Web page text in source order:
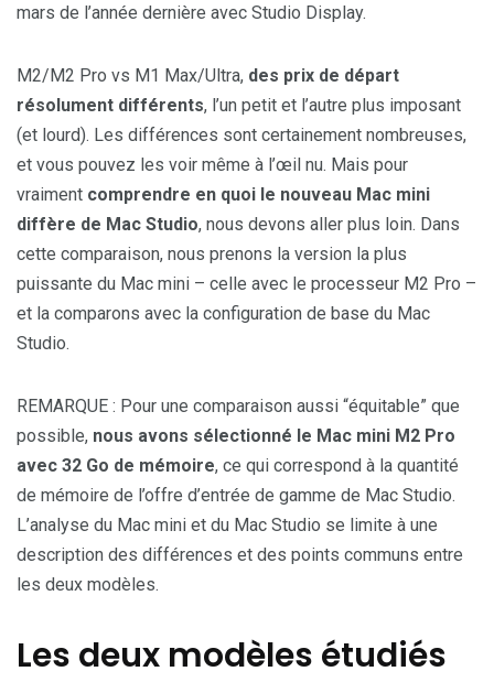
mars de l’année dernière avec Studio Display.
M2/M2 Pro vs M1 Max/Ultra, des prix de départ
résolument différents, l’un petit et l’autre plus imposant
(et lourd). Les différences sont certainement nombreuses,
et vous pouvez les voir même à l’œil nu. Mais pour
vraiment comprendre en quoi le nouveau Mac mini
diffère de Mac Studio, nous devons aller plus loin. Dans
cette comparaison, nous prenons la version la plus
puissante du Mac mini – celle avec le processeur M2 Pro –
et la comparons avec la configuration de base du Mac
Studio.
REMARQUE : Pour une comparaison aussi “équitable” que
possible, nous avons sélectionné le Mac mini M2 Pro
avec 32 Go de mémoire, ce qui correspond à la quantité
de mémoire de l’offre d’entrée de gamme de Mac Studio.
L’analyse du Mac mini et du Mac Studio se limite à une
description des différences et des points communs entre
les deux modèles.
Les deux modèles étudiés